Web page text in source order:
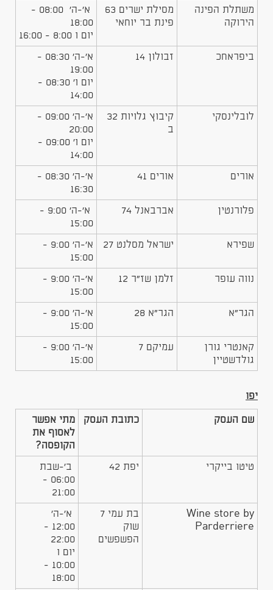
משתלת הפינה
הירוקה
מסילת ישרים 63
פינת בר יוחאי
א'-ה' 08:00 -
18:00
יום ו 8:00 - 16:00
ביפראחכ זבולון 14
א'-ה' 08:30 -
19:00
יום ו' 08:30 -
14:00
לובלינסקי
קיבוץ גלויות 32
ב
א'-ה' 09:00 -
20:00
יום ו' 09:00 -
14:00
אורים אורים 41
א'-ה' 08:30 -
16:30
פלורנטין אברבאנל 74
א'-ה' 9:00 -
15:00
שפירא ישראל מסלנט 27
א'-ה' 9:00 -
15:00
נווה עופר זלמן שז"ר 12
א'-ה' 9:00 -
15:00
הגר"א הגר"א 28
א'-ה' 9:00 -
15:00
קאנטרי גורן
גולדשטיין
עמיקם 7
א'-ה' 9:00 -
15:00
יפו
שם העסק כתובת העסק
מתי אפשר
לאסוף את
הקופסה?
טיטו בייקרי יפת 42
ב'-שבת
06:00 -
21:00
Wine store by
Parderriere
בת עמי 7
שוק
הפשפשים
א'-ה'
12:00 -
22:00
יום ו
10:00 -
18:00